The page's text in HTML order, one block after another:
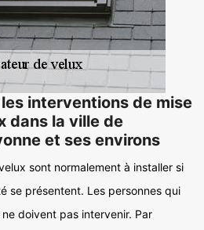
interventions de mise
dans la ville de
et ses environs
sont normalement à installer si
se présentent. Les personnes qui
doivent pas intervenir. Par